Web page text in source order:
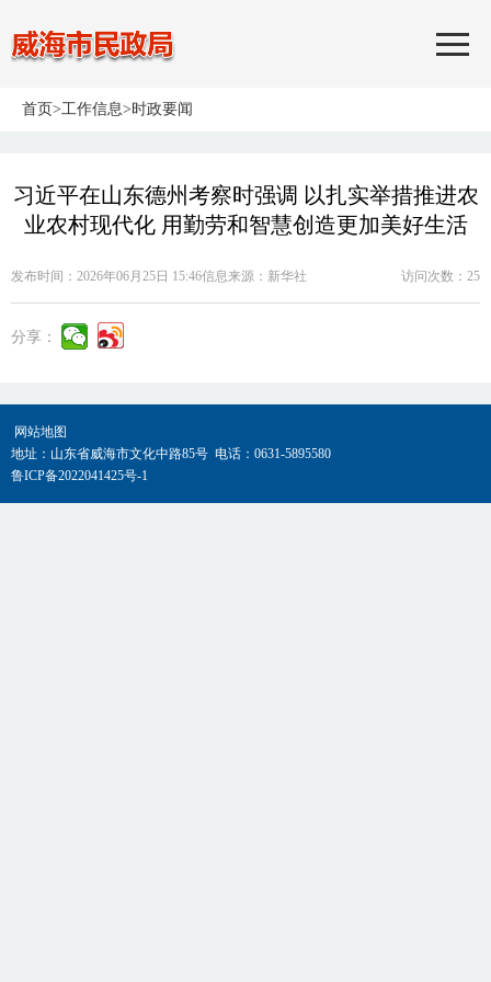
首页>工作信息>时政要闻
习近平在山东德州考察时强调 以扎实举措推进农
业农村现代化 用勤劳和智慧创造更加美好生活
发布时间：2026年06月25日 15:46信息来源： 新华社 访问次数： 25
分享：
网站地图
地址：山东省威海市文化中路85号 电话：0631-5895580
鲁ICP备2022041425号-1